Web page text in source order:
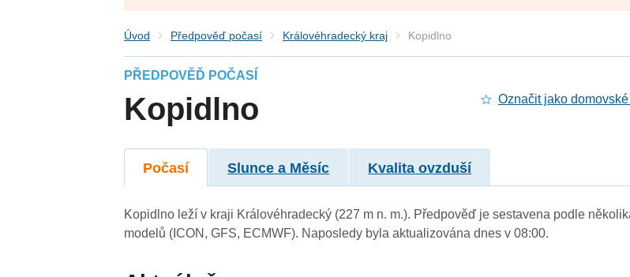
Úvod Předpověď počasí Královéhradecký kraj Kopidlno
PŘEDPOVĚĎ POČASÍ
Kopidlno Označit jako
Počasí Slunce a Měsíc Kvalita ovzduší
Kopidlno leží v kraji Královéhradecký (227 m n. m.). Předpověď je sestavena podle
modelů (ICON, GFS, ECMWF). Naposledy byla aktualizována dnes v 08:00.